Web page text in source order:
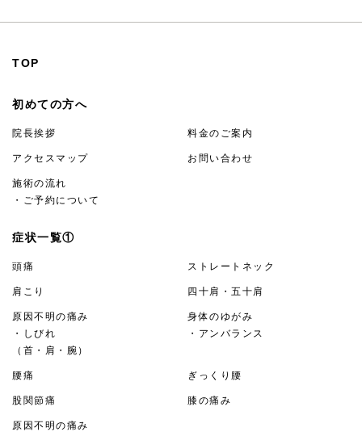
TOP
初めての方へ
院長挨拶 料金のご案内
アクセスマップ お問い合わせ
施術の流れ
・ご予約について
症状一覧①
頭痛 ストレートネック
肩こり 四十肩・五十肩
原因不明の痛み
・しびれ
（首・肩・腕）
身体のゆがみ
・アンバランス
腰痛 ぎっくり腰
股関節痛 膝の痛み
原因不明の痛み